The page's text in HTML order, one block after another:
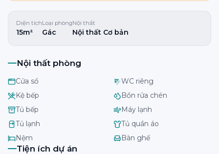
Diện tích
15m²
Loại phòng
Gác
Nội thất
Nội thất Cơ bản
Nội thất phòng
Cửa sổ
WC riêng
Kệ bếp
Bồn rửa chén
Tủ bếp
Máy lạnh
Tủ lạnh
Tủ quần áo
Nệm
Bàn ghế
Tiện ích dự án